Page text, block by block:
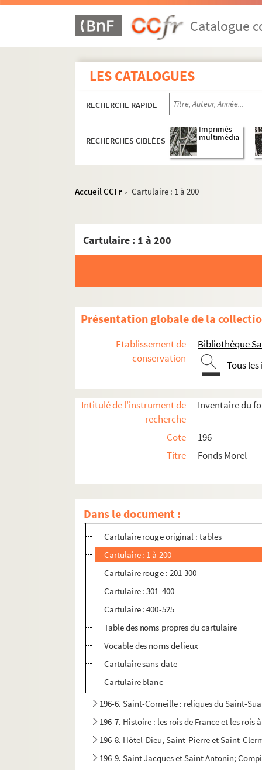
Catalogue
LES CATALOGUES
RECHERCHE RAPIDE
RECHERCHES CIBLÉES
Imprimés
multimédia
Accueil CCFr > Cartulaire : 1 à 200
Cartulaire : 1 à 200
Présentation globale de la
Etablissement de
conservation
Bibliothèque
Tous
Intitulé de l'instrument de
recherche
Inventaire du
Cote
196
Titre
Fonds Morel
Dans le document :
196-1. Généralités-Varia. Abbayes,
196-2. Cartulaire de la ville de Compiègne -
196-3. Saint-Corneille : Fonds divers,
196-5. Saint-Corneille : Notes et matériaux
Lexique : verba obscuriosa
Cartulaire rouge original : tables
Cartulaire : 1 à 200
Cartulaire rouge : 201-300
Cartulaire : 301-400
Cartulaire : 400-525
Table des noms propres du cartulaire
Vocable des noms de lieux
Cartulaire sans date
Cartulaire blanc
196-6. Saint-Corneille : reliques du Saint-
196-7. Histoire : les rois de France et les rois
196-8. Hôtel-Dieu, Saint-Pierre et Saint-
196-9. Saint Jacques et Saint Antonin;